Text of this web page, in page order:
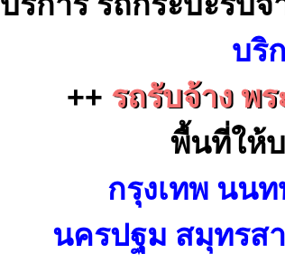
บริ
++ รถรับจ้าง พ
พื้นที่ให้
กรุงเทพ นน
นครปฐม สมุทรส